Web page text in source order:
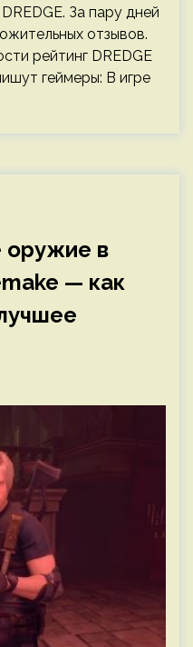
За пару дней
отзывов.
рейтинг DREDGE
геймеры: В игре
оружие в
— как